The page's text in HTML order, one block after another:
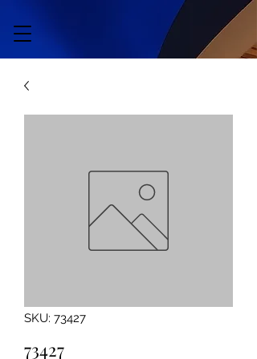
SKU: 73427
73427